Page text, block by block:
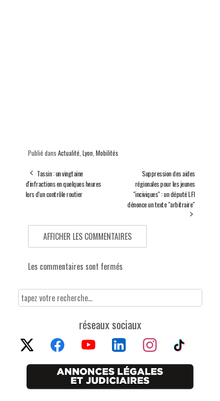
Publié dans Actualité Lyon Mobilités
Tassin : un vingtaine
d'infractions en quelques heures
lors d'un contrôle routier
Suppression des aides
régionales pour les jeunes
"inciviques" : un député LFI
dénonce un texte "arbitraire"
AFFICHER LES COMMENTAIRES
Les commentaires sont fermés
réseaux sociaux